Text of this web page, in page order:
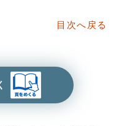
目次へ戻る